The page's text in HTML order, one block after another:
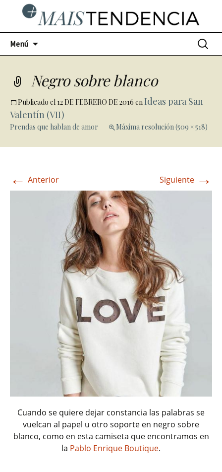
Menú Buscar:
Negro sobre blanco
Publicado el 12 DE FEBRERO DE 2016 enIdeas para San
Valentín (VII)
Prendas que hablan de amor Máxima resolución (509 × 518)
← Anterior Siguiente →
Cuando se quiere dejar constancia las palabras se
vuelcan al papel u otro soporte en negro sobre
blanco, como en esta camiseta que encontramos en
la Pablo Enrique Boutique.